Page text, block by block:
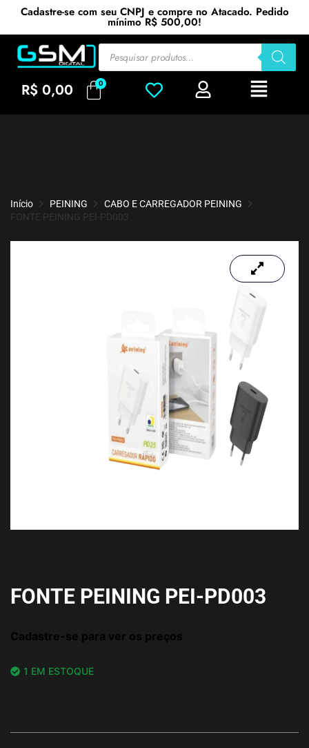
Cadastre-se com seu CNPJ e compre no Atacado. Pedido
mínimo R$ 500,00!
R$ 0,00
Início PEINING
CABO E CARREGADOR PEINING
FONTE PEINING PEI-PD003
FONTE PEINING PEI-PD003
Cadastre-se para ver os preços
1 EM ESTOQUE